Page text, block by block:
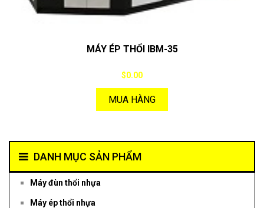
MÁY ÉP THỔI IBM-35
$0.00
MUA HÀNG
DANH MỤC SẢN PHẨM
Máy đùn thổi nhựa
Máy ép thổi nhựa